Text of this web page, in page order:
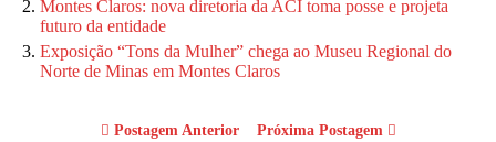
Montes Claros: nova diretoria da ACI toma posse e projeta
futuro da entidade
Exposição “Tons da Mulher” chega ao Museu Regional do
Norte de Minas em Montes Claros
Postagem Anterior Próxima Postagem